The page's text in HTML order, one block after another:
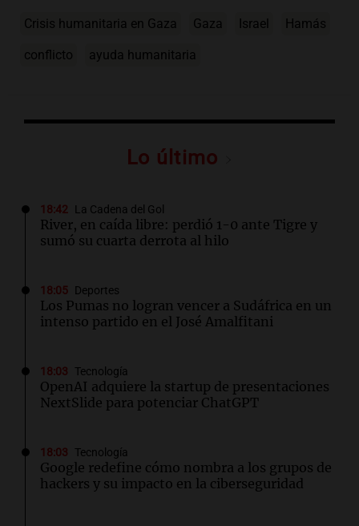
Crisis humanitaria en Gaza Gaza Israel Hamás
conflicto ayuda humanitaria
Lo último
18:42 La Cadena del Gol
River, en caída libre: perdió 1-0 ante Tigre y
sumó su cuarta derrota al hilo
18:05 Deportes
Los Pumas no logran vencer a Sudáfrica en un
intenso partido en el José Amalfitani
18:03 Tecnología
OpenAI adquiere la startup de presentaciones
NextSlide para potenciar ChatGPT
18:03 Tecnología
Google redefine cómo nombra a los grupos de
hackers y su impacto en la ciberseguridad